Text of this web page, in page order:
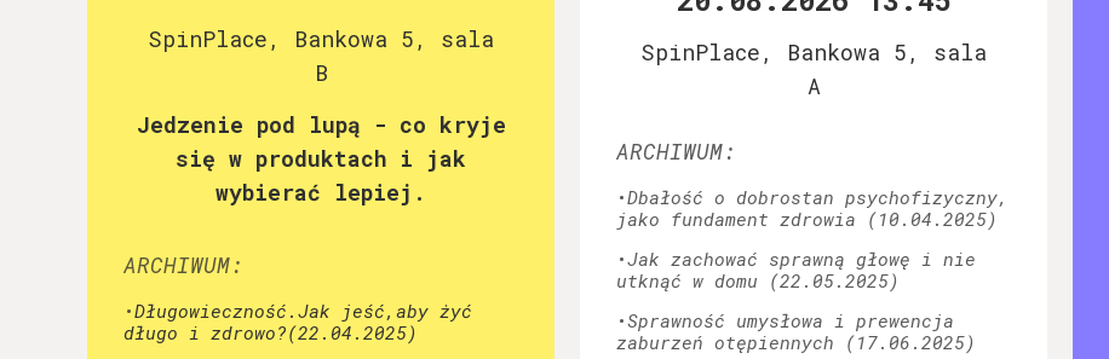
SpinPlace, Bankowa 5, sala
B
Jedzenie pod lupą - co kryje
się w produktach i jak
wybierać lepiej.
ARCHIWUM:
•Długowieczność.Jak jeść,aby żyć
długo i zdrowo?(22.04.2025)
SpinPlace, Bankowa 5, sala
A
ARCHIWUM:
•Dbałość o dobrostan psychofizyczny,
jako fundament zdrowia (10.04.2025)
•Jak zachować sprawną głowę i nie
utknąć w domu (22.05.2025)
•Sprawność umysłowa i prewencja
zaburzeń otępiennych (17.06.2025)